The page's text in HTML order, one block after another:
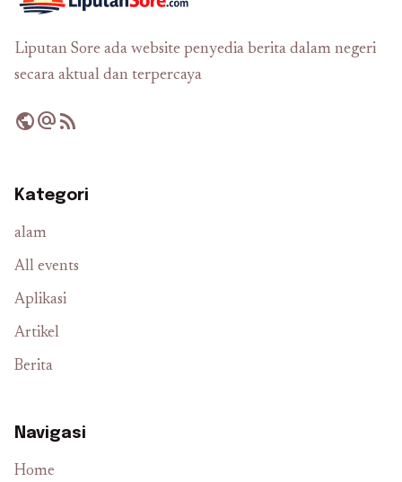
Liputan Sore ada website penyedia berita dalam negeri
secara aktual dan terpercaya
publicalternate_emailrss_feed
Kategori
alam
All events
Aplikasi
Artikel
Berita
Navigasi
Home